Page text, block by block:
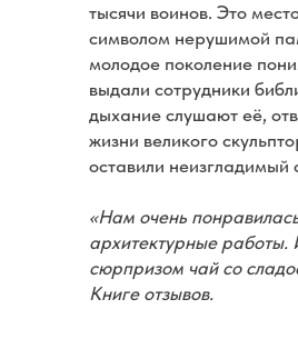
тысячи воинов. Это
символом нерушимой
молодое поколение
выдали сотрудники
дыхание слушают её,
жизни великого
оставили неизгладимый
«Нам очень
архитектурные
сюрпризом чай со
Книге отзывов.